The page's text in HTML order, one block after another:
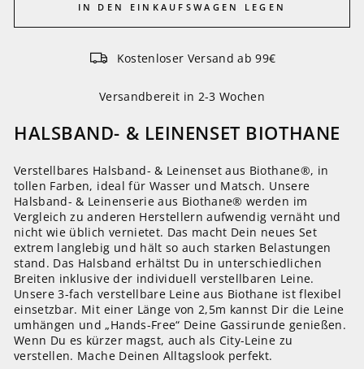
IN DEN EINKAUFSWAGEN LEGEN
Kostenloser Versand ab 99€
Versandbereit in 2-3 Wochen
HALSBAND- & LEINENSET BIOTHANE
Verstellbares Halsband- & Leinenset aus Biothane®, in
tollen Farben, ideal für Wasser und Matsch. Unsere
Halsband- & Leinenserie aus Biothane® werden im
Vergleich zu anderen Herstellern aufwendig vernäht und
nicht wie üblich vernietet. Das macht Dein neues Set
extrem langlebig und hält so auch starken Belastungen
stand. Das Halsband erhältst Du in unterschiedlichen
Breiten inklusive der individuell verstellbaren Leine.
Unsere 3-fach verstellbare Leine aus Biothane ist flexibel
einsetzbar. Mit einer Länge von 2,5m kannst Dir die Leine
umhängen und „Hands-Free“ Deine Gassirunde genießen.
Wenn Du es kürzer magst, auch als City-Leine zu
verstellen. Mache Deinen Alltagslook perfekt.